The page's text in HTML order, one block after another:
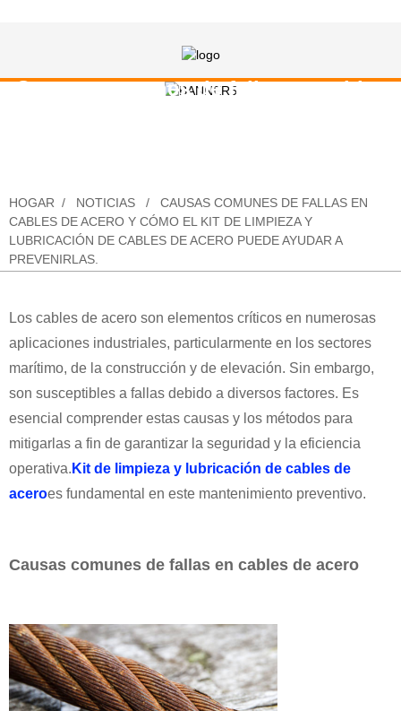
Causas comunes de fallas en cables
HOGAR NOTICIAS
CAUSAS COMUNES DE FALLAS EN
CABLES DE ACERO Y CÓMO EL KIT DE LIMPIEZA Y
LUBRICACIÓN DE CABLES DE ACERO PUEDE AYUDAR A
PREVENIRLAS.
Los cables de acero son elementos críticos en numerosas
aplicaciones industriales, particularmente en los sectores
marítimo, de la construcción y de elevación. Sin embargo,
son susceptibles a fallas debido a diversos factores. Es
esencial comprender estas causas y los métodos para
mitigarlas a fin de garantizar la seguridad y la eficiencia
operativa. Kit de limpieza y lubricación de cables de
aceroes fundamental en este mantenimiento preventivo.
Causas comunes de fallas en cables de acero